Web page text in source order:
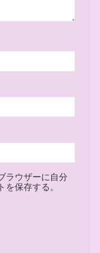
ラウザーに自分
保存する。